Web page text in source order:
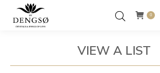
0
VIEW A LIST
You are here: